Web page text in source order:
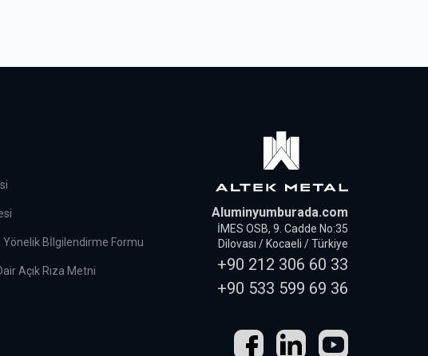
Yönelik Bİlgilendirme Formu
Açık Rıza Metni
Aluminyumburada.com
İMES OSB, 9. Cadde No:35
Dilovası / Kocaeli / Türkiye
+90 212 306 60 33
+90 533 599 69 36